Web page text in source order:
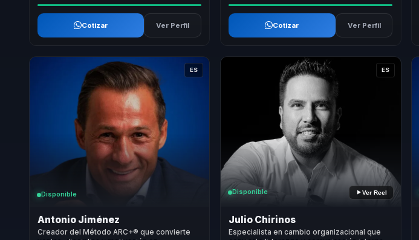
Cotizar Ver Perfil Cotizar Ver Perfil
ES
Disponible
Antonio Jiménez
Creador del Método ARC+® que convierte
ES
Disponible Ver Reel
Julio Chirinos
Especialista en cambio organizacional que